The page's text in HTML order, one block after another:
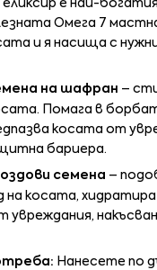
е най-
Омега 7
и я насища с
на шафран –
Помага в
косата от
бариера.
семена –
косата, хидратира
увреждания,
Нанесете по